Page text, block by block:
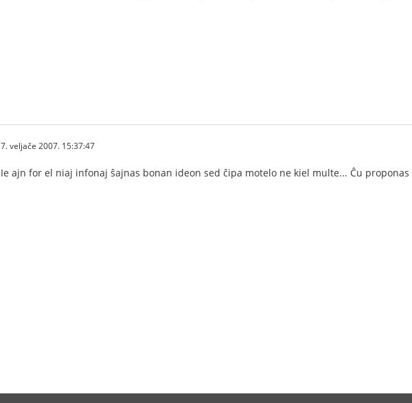
7. veljače 2007. 15:37:47
Ie ajn for el niaj infonaj ŝajnas bonan ideon sed ĉipa motelo ne kiel multe... Ĉu